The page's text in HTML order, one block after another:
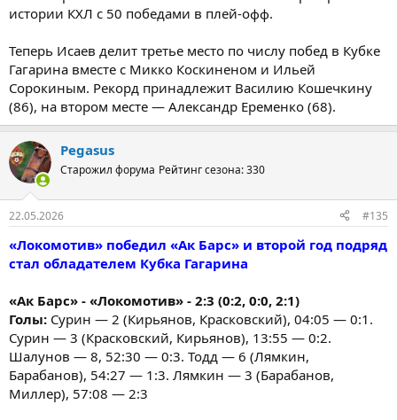
истории КХЛ с 50 победами в плей-офф.
Теперь Исаев делит третье место по числу побед в Кубке
Гагарина вместе с Микко Коскиненом и Ильей
Сорокиным. Рекорд принадлежит Василию Кошечкину
(86), на втором месте — Александр Еременко (68).
Pegasus
Старожил форума Рейтинг сезона: 330
22.05.2026 #135
«Локомотив» победил «Ак Барс» и второй год подряд
стал обладателем Кубка Гагарина
«Ак Барс» - «Локомотив» - 2:3 (0:2, 0:0, 2:1)
Голы: Сурин — 2 (Кирьянов, Красковский), 04:05 — 0:1.
Сурин — 3 (Красковский, Кирьянов), 13:55 — 0:2.
Шалунов — 8, 52:30 — 0:3. Тодд — 6 (Лямкин,
Барабанов), 54:27 — 1:3. Лямкин — 3 (Барабанов,
Миллер), 57:08 — 2:3